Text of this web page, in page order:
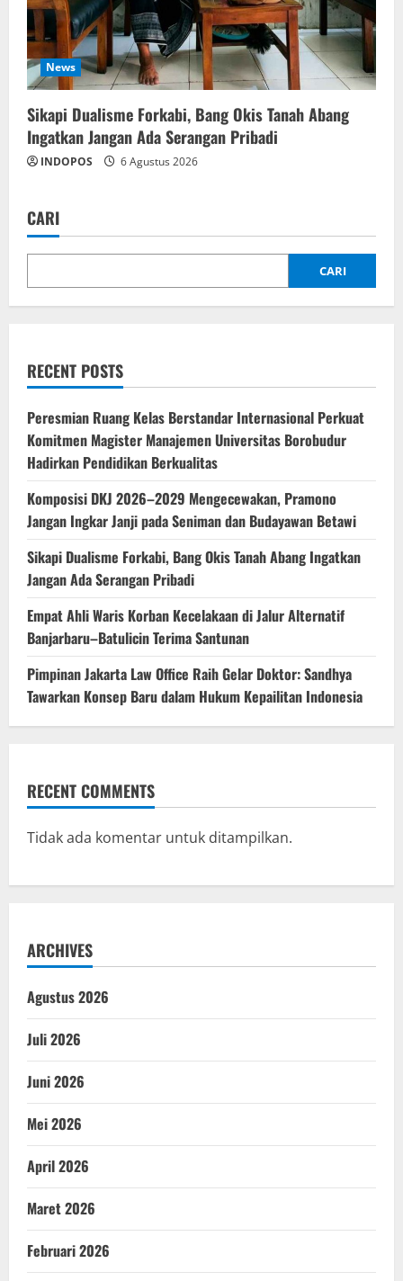
News
Sikapi Dualisme Forkabi, Bang Okis Tanah Abang
Ingatkan Jangan Ada Serangan Pribadi
INDOPOS 6 Agustus 2026
CARI
CARI
RECENT POSTS
Peresmian Ruang Kelas Berstandar Internasional Perkuat
Komitmen Magister Manajemen Universitas Borobudur
Hadirkan Pendidikan Berkualitas
Komposisi DKJ 2026–2029 Mengecewakan, Pramono
Jangan Ingkar Janji pada Seniman dan Budayawan Betawi
Sikapi Dualisme Forkabi, Bang Okis Tanah Abang Ingatkan
Jangan Ada Serangan Pribadi
Empat Ahli Waris Korban Kecelakaan di Jalur Alternatif
Banjarbaru–Batulicin Terima Santunan
Pimpinan Jakarta Law Office Raih Gelar Doktor: Sandhya
Tawarkan Konsep Baru dalam Hukum Kepailitan Indonesia
RECENT COMMENTS
Tidak ada komentar untuk ditampilkan.
ARCHIVES
Agustus 2026
Juli 2026
Juni 2026
Mei 2026
April 2026
Maret 2026
Februari 2026